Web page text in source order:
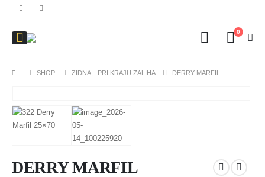
0
SHOP ZIDNA PRI KRAJU ZALIHA DERRY MARFIL
DERRY MARFIL